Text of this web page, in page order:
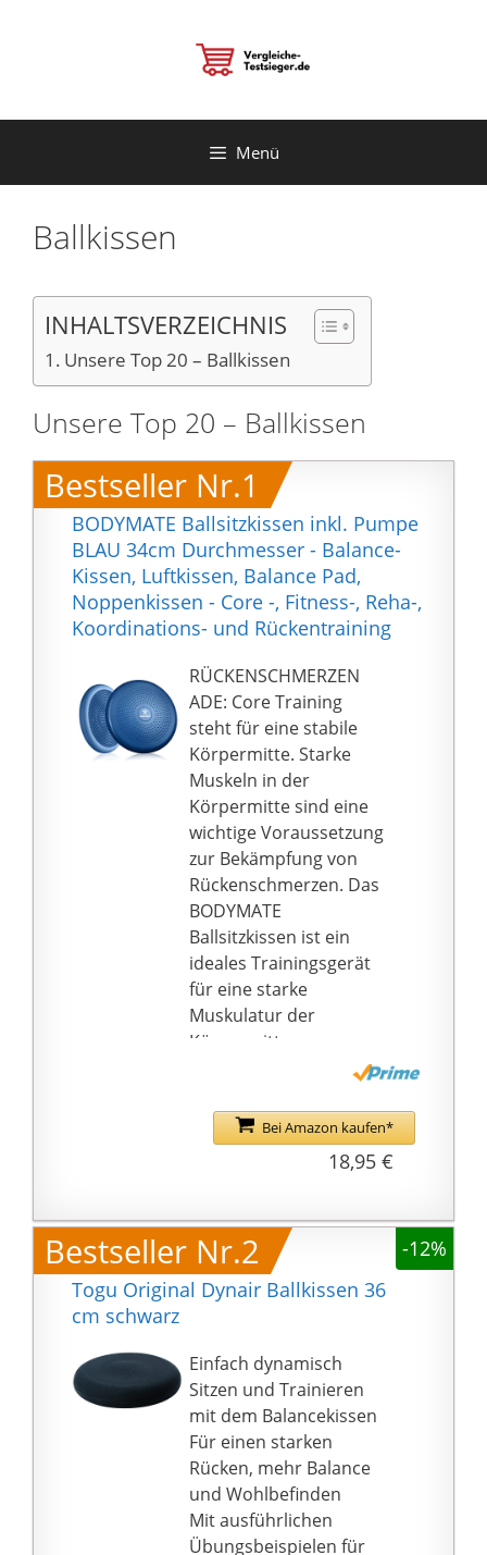
Menü
Ballkissen
INHALTSVERZEICHNIS
Unsere Top 20 – Ballkissen
Unsere Top 20 – Ballkissen
Bestseller Nr.1
BODYMATE Ballsitzkissen inkl. Pumpe
BLAU 34cm Durchmesser - Balance-
Kissen, Luftkissen, Balance Pad,
Noppenkissen - Core -, Fitness-, Reha-,
Koordinations- und Rückentraining
RÜCKENSCHMERZEN
ADE: Core Training
steht für eine stabile
Körpermitte. Starke
Muskeln in der
Körpermitte sind eine
wichtige Voraussetzung
zur Bekämpfung von
Rückenschmerzen. Das
BODYMATE
Ballsitzkissen ist ein
ideales Trainingsgerät
für eine starke
Muskulatur der
Körpermitte.
BODYMATE Balance
Kissen bringt in seiner
Instabilität, die die
innere Muskulatur zur
Aktivität zwingt, so wird
sie trainiert. Das Maß
durch die Stärke des
Aufpumpens mit der
mitgelieferten Pumpe
eingestellt.
VIELSEITIG EINSETZBAR:
Von klassischem
Einsatz als Ballsitzkissen
auf dem
Bei Amazon kaufen*
18,95 €
Bestseller Nr.2
-12%
Togu Original Dynair Ballkissen 36
cm schwarz
Einfach dynamisch
Sitzen und Trainieren
mit dem Balancekissen
Für einen starken
Rücken, mehr Balance
und Wohlbefinden
Mit ausführlichen
Übungsbeispielen für